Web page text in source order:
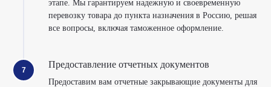
этапе. Мы гарантируем надежную и своевременную
перевозку товара до пункта назначения в Россию, решая
все вопросы, включая таможенное оформление.
Предоставление отчетных документов
Предоставим вам отчетные закрывающие документы для